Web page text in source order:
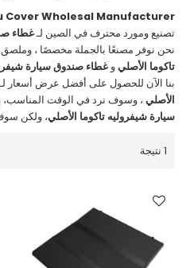
Cover Wholesal Manufacturer
تصنيع ومورد محترف في الصين لـغطاء
نحن نوفر مصنعًا بالجملة مخصصًا ،
تاكوما الأصليوغطاء صندوق سيارة
بنا الآن للحصول على أفضل عرض أسعار
الأصلي ، وسوف نرد في الوقت
سيارة شيفروليه تاكوما الأصلي، ولكن
1 نتيجة